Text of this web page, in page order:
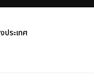
ประเทศ